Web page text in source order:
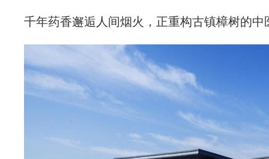
千年药香邂逅人间烟火，正重构古镇樟树的中